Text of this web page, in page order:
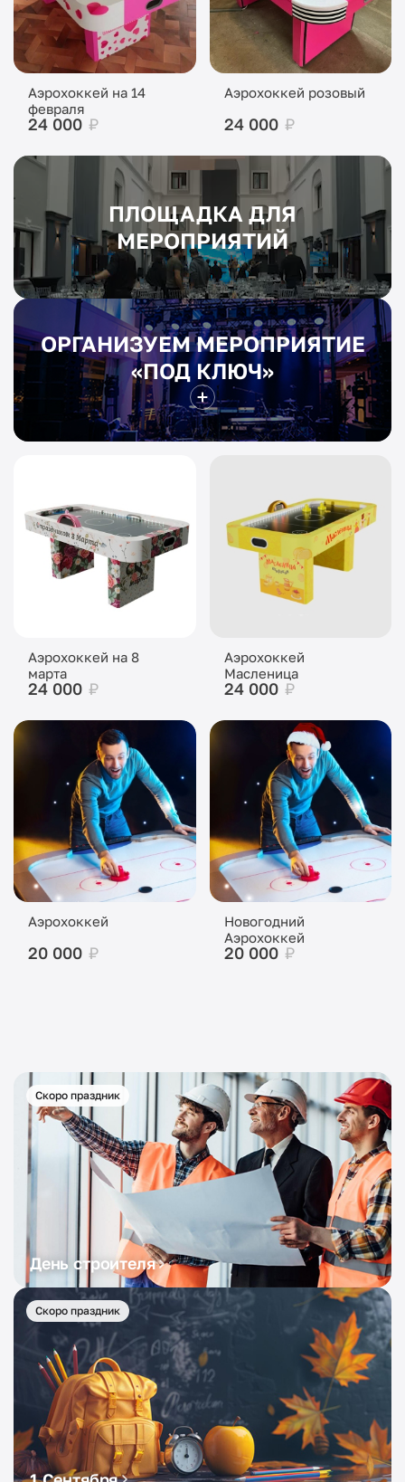
Аэрохоккей на 14
февраля
24 000 ₽
Аэрохоккей розовый
24 000 ₽
ПЛОЩАДКА ДЛЯ
МЕРОПРИЯТИЙ
ОРГАНИЗУЕМ МЕРОПРИЯТИЕ
«ПОД КЛЮЧ»
Аэрохоккей на 8
марта
24 000 ₽
Аэрохоккей
Масленица
24 000 ₽
Аэрохоккей
20 000 ₽
Новогодний
Аэрохоккей
20 000 ₽
Скоро праздник
День строителя
Скоро праздник